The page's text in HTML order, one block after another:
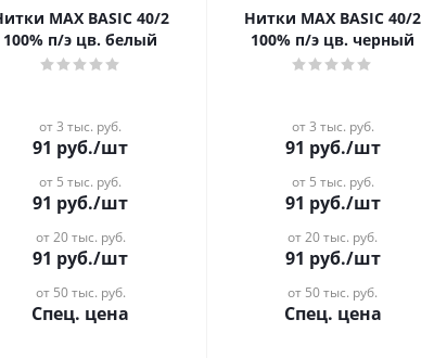
MAX BASIC 40/2
100% п/э цв. белый
от 3 тыс. руб.
91 руб./шт
от 5 тыс. руб.
91 руб./шт
от 20 тыс. руб.
91 руб./шт
от 50 тыс. руб.
Спец. цена
Нитки MAX BASIC 40/2
100% п/э цв. черный
от 3 тыс. руб.
91 руб./шт
от 5 тыс. руб.
91 руб./шт
от 20 тыс. руб.
91 руб./шт
от 50 тыс. руб.
Спец. цена